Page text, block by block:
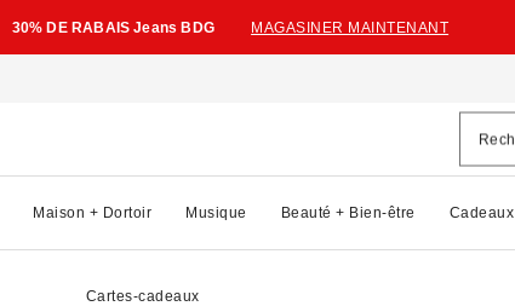
30% DE RABAIS Jeans BDG MAGASINER MAINTENANT
Maison + Dortoir Musique Beauté + Bien-être Cadeaux
Cartes-cadeaux